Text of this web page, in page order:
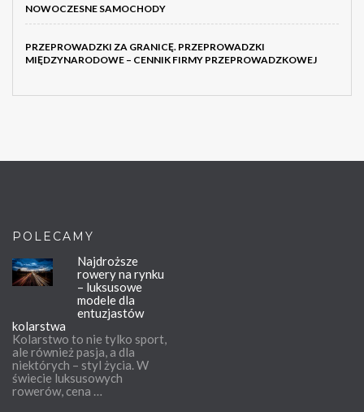
NOWOCZESNE SAMOCHODY
PRZEPROWADZKI ZA GRANICĘ. PRZEPROWADZKI
MIĘDZYNARODOWE – CENNIK FIRMY PRZEPROWADZKOWEJ
POLECAMY
Najdroższe
rowery na rynku
– luksusowe
modele dla
entuzjastów
kolarstwa
Kolarstwo to nie tylko sport,
ale również pasja, a dla
niektórych – styl życia. W
świecie luksusowych
rowerów, cena …